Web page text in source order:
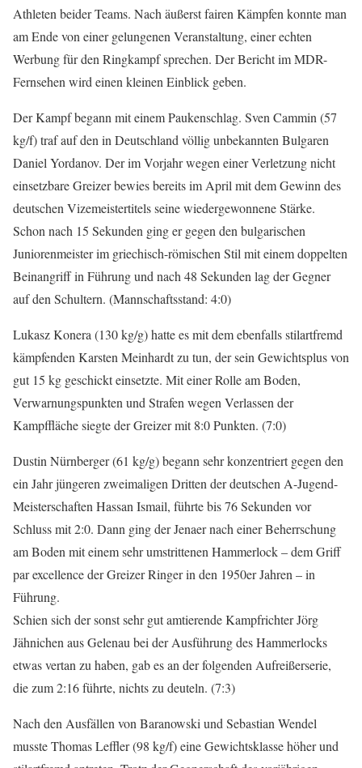
Athleten beider Teams. Nach äußerst fairen Kämpfen konnte man
am Ende von einer gelungenen Veranstaltung, einer echten
Werbung für den Ringkampf sprechen. Der Bericht im MDR-
Fernsehen wird einen kleinen Einblick geben.
Der Kampf begann mit einem Paukenschlag. Sven Cammin (57
kg/f) traf auf den in Deutschland völlig unbekannten Bulgaren
Daniel Yordanov. Der im Vorjahr wegen einer Verletzung nicht
einsetzbare Greizer bewies bereits im April mit dem Gewinn des
deutschen Vizemeistertitels seine wiedergewonnene Stärke.
Schon nach 15 Sekunden ging er gegen den bulgarischen
Juniorenmeister im griechisch-römischen Stil mit einem doppelten
Beinangriff in Führung und nach 48 Sekunden lag der Gegner
auf den Schultern. (Mannschaftsstand: 4:0)
Lukasz Konera (130 kg/g) hatte es mit dem ebenfalls stilartfremd
kämpfenden Karsten Meinhardt zu tun, der sein Gewichtsplus von
gut 15 kg geschickt einsetzte. Mit einer Rolle am Boden,
Verwarnungspunkten und Strafen wegen Verlassen der
Kampffläche siegte der Greizer mit 8:0 Punkten. (7:0)
Dustin Nürnberger (61 kg/g) begann sehr konzentriert gegen den
ein Jahr jüngeren zweimaligen Dritten der deutschen A-Jugend-
Meisterschaften Hassan Ismail, führte bis 76 Sekunden vor
Schluss mit 2:0. Dann ging der Jenaer nach einer Beherrschung
am Boden mit einem sehr umstrittenen Hammerlock – dem Griff
par excellence der Greizer Ringer in den 1950er Jahren – in
Führung.
Schien sich der sonst sehr gut amtierende Kampfrichter Jörg
Jähnichen aus Gelenau bei der Ausführung des Hammerlocks
etwas vertan zu haben, gab es an der folgenden Aufreißerserie,
die zum 2:16 führte, nichts zu deuteln. (7:3)
Nach den Ausfällen von Baranowski und Sebastian Wendel
musste Thomas Leffler (98 kg/f) eine Gewichtsklasse höher und